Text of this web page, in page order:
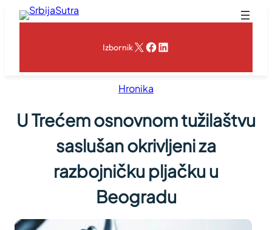
Skoči
IzbornikX Facebook
LinkedIn
Hronika
U Trećem osnovnom tužilaštvu
saslušan okrivljeni za
razbojničku pljačku u
Beogradu